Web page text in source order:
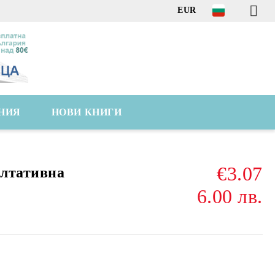
EUR
НОВИ КНИГИ
€3.07
6.00 лв.